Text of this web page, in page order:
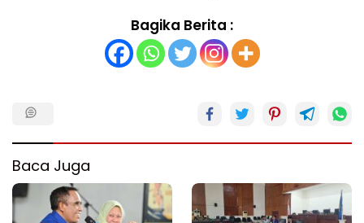
Bagika Berita :
Baca Juga